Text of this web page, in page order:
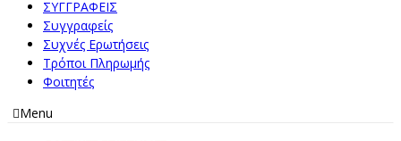
ΣΥΓΓΡΑΦΕΙΣ
Συγγραφείς
Συχνές Ερωτήσεις
Τρόποι Πληρωμής
Φοιτητές
Menu